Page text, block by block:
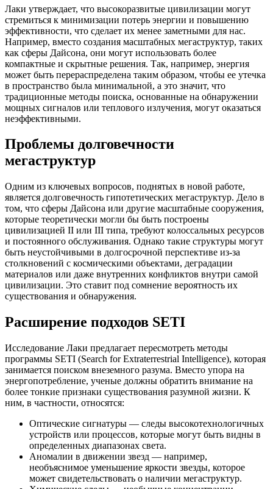
Лаки утверждает, что высокоразвитые цивилизации могут
стремиться к минимизации потерь энергии и повышению
эффективности, что сделает их менее заметными для нас.
Например, вместо создания масштабных мегаструктур, таких
как сферы Дайсона, они могут использовать более
компактные и скрытные решения. Так, например, энергия
может быть перераспределена таким образом, чтобы ее утечка
в пространство была минимальной, а это значит, что
традиционные методы поиска, основанные на обнаружении
мощных сигналов или теплового излучения, могут оказаться
неэффективными.
Проблемы долговечности
мегаструктур
Одним из ключевых вопросов, поднятых в новой работе,
является долговечность гипотетических мегаструктур. Дело в
том, что сферы Дайсона или другие масштабные сооружения,
которые теоретически могли бы быть построены
цивилизацией II или III типа, требуют колоссальных ресурсов
и постоянного обслуживания. Однако такие структуры могут
быть неустойчивыми в долгосрочной перспективе из-за
столкновений с космическими объектами, деградации
материалов или даже внутренних конфликтов внутри самой
цивилизации. Это ставит под сомнение вероятность их
существования и обнаружения.
Расширение подходов SETI
Исследование Лаки предлагает пересмотреть методы
программы SETI (Search for Extraterrestrial Intelligence), которая
занимается поиском внеземного разума. Вместо упора на
энергопотребление, ученые должны обратить внимание на
более тонкие признаки существования разумной жизни. К
ним, в частности, относятся:
Оптические сигнатуры — следы высокотехнологичных
устройств или процессов, которые могут быть видны в
определенных диапазонах света.
Аномалии в движении звезд — например,
необъяснимое уменьшение яркости звезды, которое
может свидетельствовать о наличии мегаструктур.